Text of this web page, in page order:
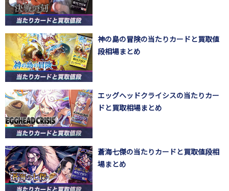
神の島の冒険の当たりカードと買取値
段相場まとめ
エッグヘッドクライシスの当たりカー
ドと買取相場まとめ
蒼海七傑の当たりカードと買取値段相
場まとめ